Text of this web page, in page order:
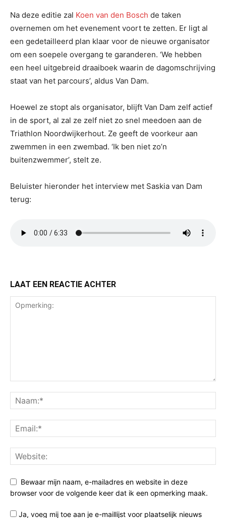
Na deze editie zal Koen van den Bosch de taken
overnemen om het evenement voort te zetten. Er ligt al
een gedetailleerd plan klaar voor de nieuwe organisator
om een soepele overgang te garanderen. ‘We hebben
een heel uitgebreid draaiboek waarin de dagomschrijving
staat van het parcours’, aldus Van Dam.
Hoewel ze stopt als organisator, blijft Van Dam zelf actief
in de sport, al zal ze zelf niet zo snel meedoen aan de
Triathlon Noordwijkerhout. Ze geeft de voorkeur aan
zwemmen in een zwembad. ‘Ik ben niet zo’n
buitenzwemmer’, stelt ze.
Beluister hieronder het interview met Saskia van Dam
terug:
LAAT EEN REACTIE ACHTER
Bewaar mijn naam, e-mailadres en website in deze
browser voor de volgende keer dat ik een opmerking maak.
Ja, voeg mij toe aan je e-maillijst voor plaatselijk nieuws